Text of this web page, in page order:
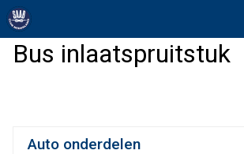
Bus inlaatspruitstuk
Auto onderdelen